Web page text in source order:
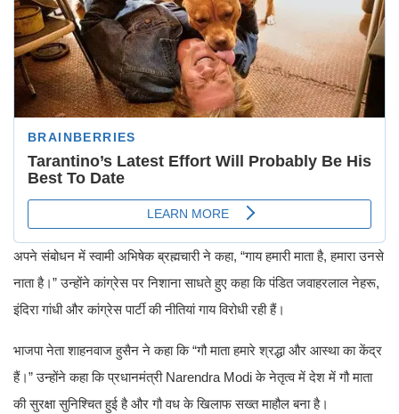
अपने संबोधन में स्वामी अभिषेक ब्रह्मचारी ने कहा, “गाय हमारी माता है, हमारा उनसे
नाता है।” उन्होंने कांग्रेस पर निशाना साधते हुए कहा कि पंडित जवाहरलाल नेहरू,
इंदिरा गांधी और कांग्रेस पार्टी की नीतियां गाय विरोधी रही हैं।
भाजपा नेता शाहनवाज हुसैन ने कहा कि “गौ माता हमारे श्रद्धा और आस्था का केंद्र
हैं।” उन्होंने कहा कि प्रधानमंत्री Narendra Modi के नेतृत्व में देश में गौ माता
की सुरक्षा सुनिश्चित हुई है और गौ वध के खिलाफ सख्त माहौल बना है।